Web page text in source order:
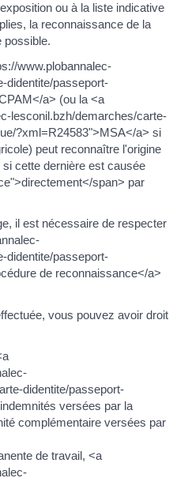
ou à la liste indicative
la reconnaissance de la
possible.
www.plobannalec-
didentite/passeport-
a> (ou la <a
lesconil.bzh/demarches/carte-
?xml=R24583">MSA</a> si
peut reconnaître l'origine
cette dernière est causée
span> par
il est nécessaire de respecter
didentite/passeport-
de reconnaissance</a>
vous pouvez avoir droit
didentite/passeport-
versées par la
complémentaire versées par
de travail, <a